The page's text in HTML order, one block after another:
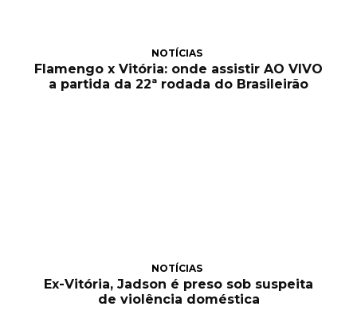
NOTÍCIAS
Flamengo x Vitória: onde assistir AO VIVO
a partida da 22ª rodada do Brasileirão
NOTÍCIAS
Ex-Vitória, Jadson é preso sob suspeita
de violência doméstica